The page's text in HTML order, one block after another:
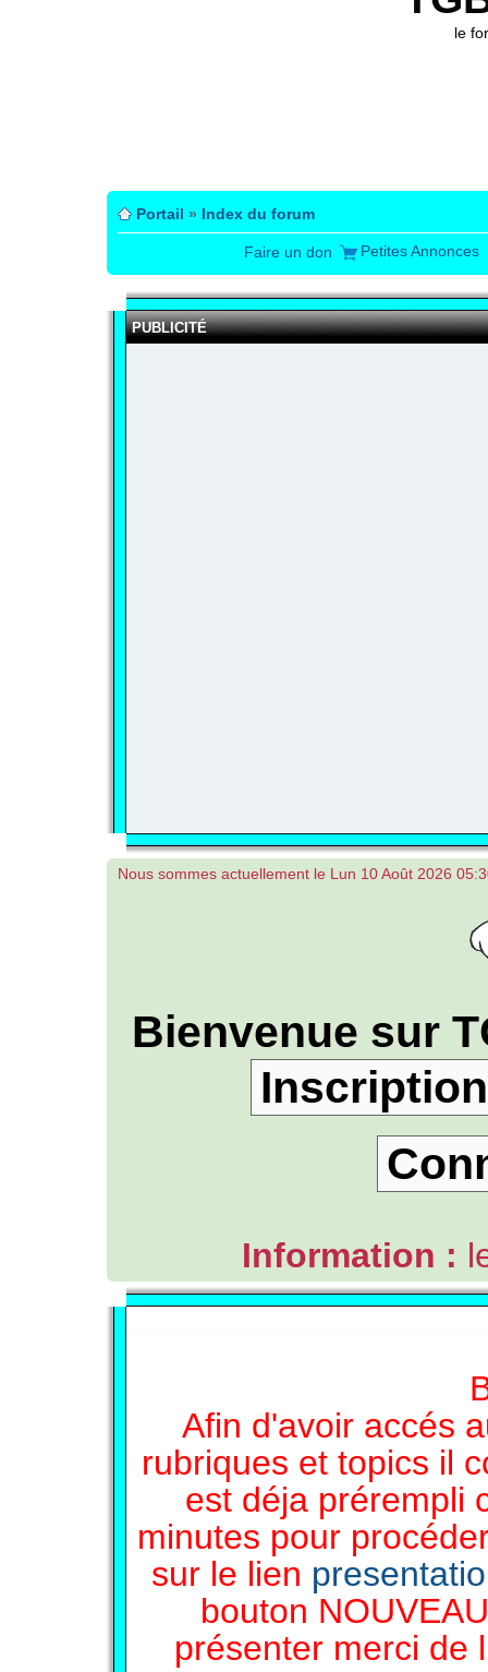
le
Portail » Index du forum
Faire un don Petites Annonces
PUBLICITÉ
Nous sommes actuellement le Lun 10 Août 2026
Bienvenue sur
Inscription
Information :
Afin d'avoir accés
rubriques et topics il
est déja prérempli
minutes pour
sur le lien
bouton
présenter merci de